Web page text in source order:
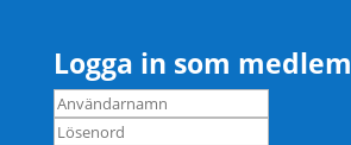
Logga in som medlem